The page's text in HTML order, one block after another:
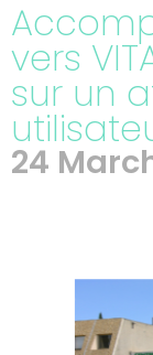
vers
sur un
24